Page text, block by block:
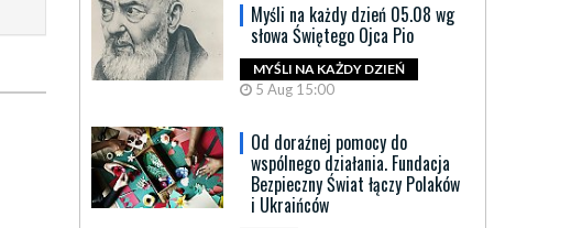
Myśli na każdy dzień 05.08 wg
słowa Świętego Ojca Pio
MYŚLI NA KAŻDY DZIEŃ
5 Aug 15:00
Od doraźnej pomocy do
wspólnego działania. Fundacja
Bezpieczny Świat łączy Polaków
i Ukraińców